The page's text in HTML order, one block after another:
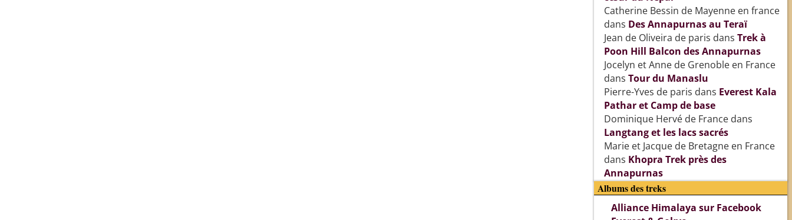
Catherine Bessin de Mayenne en france
dans Des Annapurnas au Teraï
Jean de Oliveira de paris dans Trek à
Poon Hill Balcon des Annapurnas
Jocelyn et Anne de Grenoble en France
dans Tour du Manaslu
Pierre-Yves de paris dans Everest Kala
Pathar et Camp de base
Dominique Hervé de Francedans
Langtang et les lacs sacrés
Marie et Jacque de Bretagne en France
dans Khopra Trek près des
Annapurnas
Albums des treks
Alliance Himalaya sur Facebook